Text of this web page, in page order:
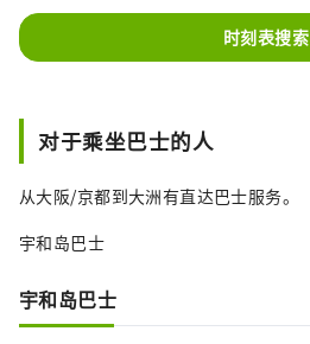
时刻表搜索
对于乘坐巴士的人
从大阪/京都到大洲有直达巴士服务。
宇和岛巴士
宇和岛巴士